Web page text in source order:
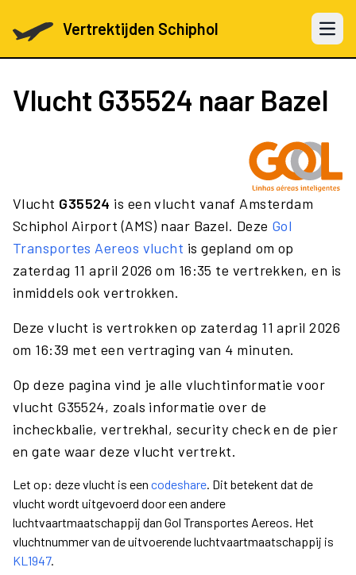
Vertrektijden Schiphol Open
Vlucht G35524 naar Bazel
Vlucht G35524 is een vlucht vanaf Amsterdam
Schiphol Airport (AMS) naar Bazel. Deze Gol
Transportes Aereos vlucht is gepland om op
zaterdag 11 april 2026 om 16:35 te vertrekken, en is
inmiddels ook vertrokken.
Deze vlucht is vertrokken op zaterdag 11 april 2026
om 16:39 met een vertraging van 4 minuten.
Op deze pagina vind je alle vluchtinformatie voor
vlucht G35524, zoals informatie over de
incheckbalie, vertrekhal, security check en de pier
en gate waar deze vlucht vertrekt.
Let op: deze vlucht is een codeshare. Dit betekent dat de
vlucht wordt uitgevoerd door een andere
luchtvaartmaatschappij dan Gol Transportes Aereos. Het
vluchtnummer van de uitvoerende luchtvaartmaatschappij is
KL1947.